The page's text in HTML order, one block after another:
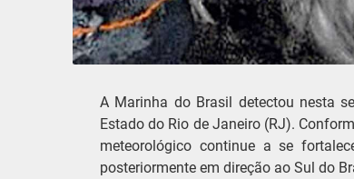
A Marinha do Brasil detectou nesta
Estado do Rio de Janeiro (RJ).
meteorológico continue a se
posteriormente em direção ao Sul do